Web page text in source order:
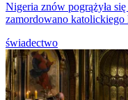
Nigeria znów pogrążyła
zamordowano katolickiego
świadectwo